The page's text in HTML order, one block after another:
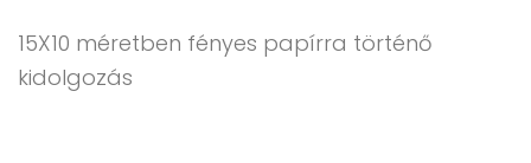
15X10 méretben fényes papírra történő
kidolgozás